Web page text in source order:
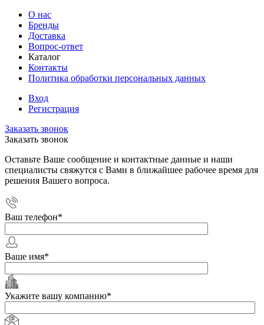
О нас
Бренды
Доставка
Вопрос-ответ
Каталог
Контакты
Политика обработки персональных данных
Вход
Регистрация
Заказать звонок
Заказать звонок
Оставьте Ваше сообщение и контактные данные и наши
специалисты свяжутся с Вами в ближайшее рабочее время для
решения Вашего вопроса.
Ваш телефон*
Ваше имя*
Укажите вашу компанию*